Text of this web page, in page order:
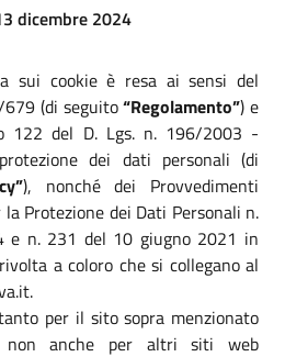
dicembre 2024
sui cookie è resa ai sensi del
679 (di seguito“Regolamento”) e
122 del D. Lgs. n. 196/2003 -
dei dati personali (di
), nonché dei Provvedimenti
Protezione dei Dati Personali n.
e n. 231 del 10 giugno 2021 in
a coloro che si collegano al
per il sito sopra menzionato
anche per altri siti web